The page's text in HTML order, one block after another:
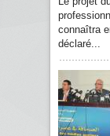
connaîtra
déclaré...